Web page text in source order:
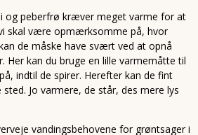
og peberfrø kræver meget varme for at
skal være opmærksomme på, hvor
de måske have svært ved at opnå
Her kan du bruge en lille varmemåtte til
indtil de spirer. Herefter kan de fint
Jo varmere, de står, des mere lys
vandingsbehovene for grøntsager i